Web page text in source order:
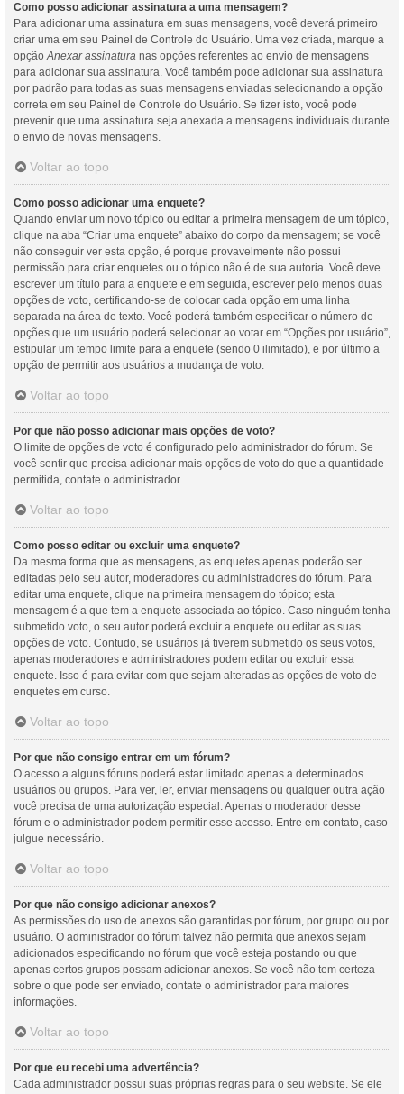
Como posso adicionar assinatura a uma mensagem?
Para adicionar uma assinatura em suas mensagens, você deverá primeiro
criar uma em seu Painel de Controle do Usuário. Uma vez criada, marque a
opçãoAnexar assinatura nas opções referentes ao envio de mensagens
para adicionar sua assinatura. Você também pode adicionar sua assinatura
por padrão para todas as suas mensagens enviadas selecionando a opção
correta em seu Painel de Controle do Usuário. Se fizer isto, você pode
prevenir que uma assinatura seja anexada a mensagens individuais durante
o envio de novas mensagens.
Voltar ao topo
Como posso adicionar uma enquete?
Quando enviar um novo tópico ou editar a primeira mensagem de um tópico,
clique na aba “Criar uma enquete” abaixo do corpo da mensagem; se você
não conseguir ver esta opção, é porque provavelmente não possui
permissão para criar enquetes ou o tópico não é de sua autoria. Você deve
escrever um título para a enquete e em seguida, escrever pelo menos duas
opções de voto, certificando-se de colocar cada opção em uma linha
separada na área de texto. Você poderá também especificar o número de
opções que um usuário poderá selecionar ao votar em “Opções por usuário”,
estipular um tempo limite para a enquete (sendo 0 ilimitado), e por último a
opção de permitir aos usuários a mudança de voto.
Voltar ao topo
Por que não posso adicionar mais opções de voto?
O limite de opções de voto é configurado pelo administrador do fórum. Se
você sentir que precisa adicionar mais opções de voto do que a quantidade
permitida, contate o administrador.
Voltar ao topo
Como posso editar ou excluir uma enquete?
Da mesma forma que as mensagens, as enquetes apenas poderão ser
editadas pelo seu autor, moderadores ou administradores do fórum. Para
editar uma enquete, clique na primeira mensagem do tópico; esta
mensagem é a que tem a enquete associada ao tópico. Caso ninguém tenha
submetido voto, o seu autor poderá excluir a enquete ou editar as suas
opções de voto. Contudo, se usuários já tiverem submetido os seus votos,
apenas moderadores e administradores podem editar ou excluir essa
enquete. Isso é para evitar com que sejam alteradas as opções de voto de
enquetes em curso.
Voltar ao topo
Por que não consigo entrar em um fórum?
O acesso a alguns fóruns poderá estar limitado apenas a determinados
usuários ou grupos. Para ver, ler, enviar mensagens ou qualquer outra ação
você precisa de uma autorização especial. Apenas o moderador desse
fórum e o administrador podem permitir esse acesso. Entre em contato, caso
julgue necessário.
Voltar ao topo
Por que não consigo adicionar anexos?
As permissões do uso de anexos são garantidas por fórum, por grupo ou por
usuário. O administrador do fórum talvez não permita que anexos sejam
adicionados especificando no fórum que você esteja postando ou que
apenas certos grupos possam adicionar anexos. Se você não tem certeza
sobre o que pode ser enviado, contate o administrador para maiores
informações.
Voltar ao topo
Por que eu recebi uma advertência?
Cada administrador possui suas próprias regras para o seu website. Se ele